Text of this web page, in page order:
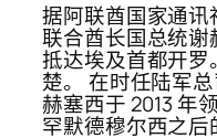
据阿联酋国家通讯
联合酋长国总统谢
抵达埃及首都开
楚。 在时任陆军
赫塞西于 2013 年
罕默德穆尔西之